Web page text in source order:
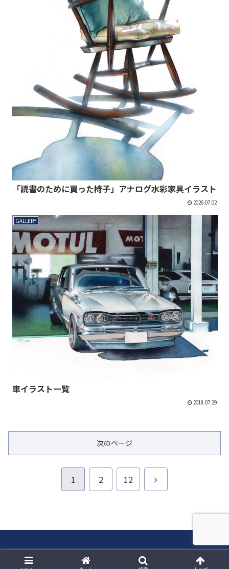
「読書のために買った椅子」アナログ水彩家具イラスト
2026.07.02
GALLERY
車イラスト一覧
2018.07.29
次のページ
1 2 12
次
© 2017 Daiki Kosaka.